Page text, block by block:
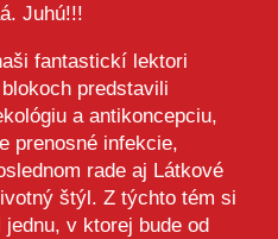
Juhú!!!
fantastickí lektori
predstavili
a antikoncepciu,
prenosné infekcie,
rade aj Látkové
štýl. Z týchto tém si
v ktorej bude od